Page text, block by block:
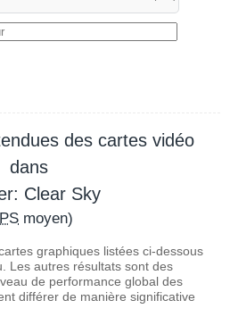
des cartes vidéo
dans
Clear Sky
moyen)
graphiques listées ci-dessous
Les autres résultats sont des
de performance global des
différer de manière significative